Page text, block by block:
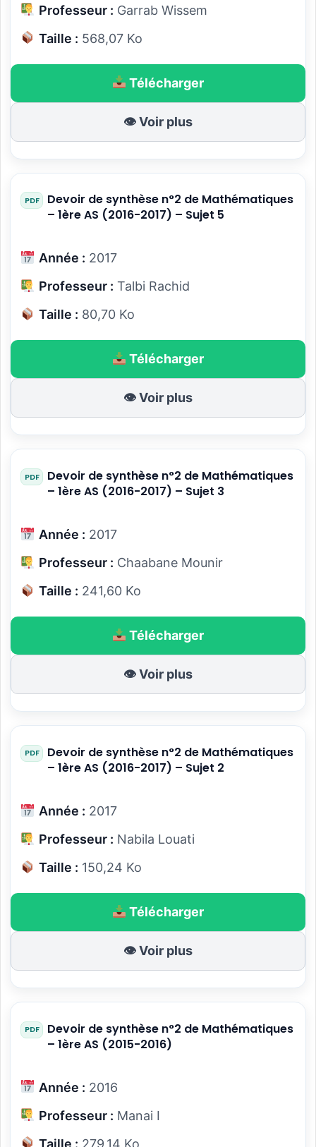
Professeur : Garrab Wissem
Taille : 568,07 Ko
Télécharger
👁 Voir plus
Devoir de synthèse n°2 de Mathématiques
– 1ère AS (2016-2017) – Sujet 5
Année : 2017
Professeur : Talbi Rachid
Taille : 80,70 Ko
Télécharger
👁 Voir plus
Devoir de synthèse n°2 de Mathématiques
– 1ère AS (2016-2017) – Sujet 3
Année : 2017
Professeur : Chaabane Mounir
Taille : 241,60 Ko
Télécharger
👁 Voir plus
Devoir de synthèse n°2 de Mathématiques
– 1ère AS (2016-2017) – Sujet 2
Année : 2017
Professeur : Nabila Louati
Taille : 150,24 Ko
Télécharger
👁 Voir plus
Devoir de synthèse n°2 de Mathématiques
– 1ère AS (2015-2016)
Année : 2016
Professeur : Manai I
Taille : 279,14 Ko